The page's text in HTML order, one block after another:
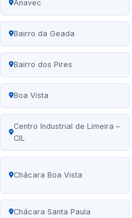
Anavec
Bairro da Geada
Bairro dos Pires
Boa Vista
Centro Industrial de Limeira –
CIL
Chácara Boa Vista
Chácara Santa Paula